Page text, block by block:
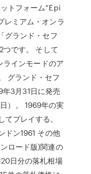
トフォーム“Epi
レミアム・オンラ
グランド・セフ
つです。 そして
インモードのア
グランド・セフ
年3月31日に発売
）。 1969年の実
プレイする。
ドン1961 その他
ロード版)関連の
日分の落札相場